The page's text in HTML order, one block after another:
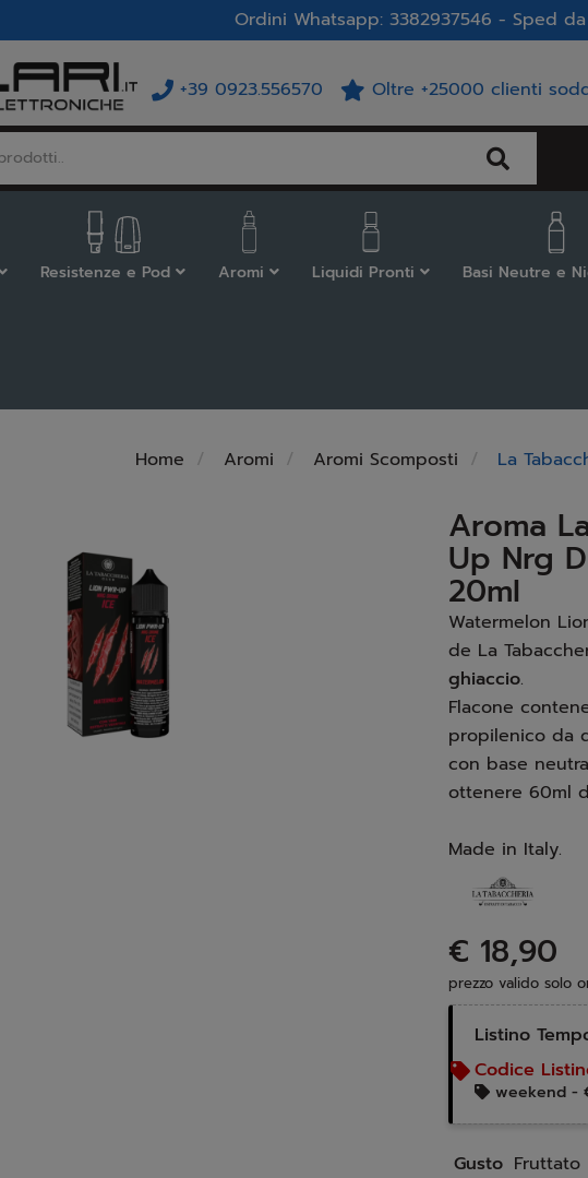
Ordini Whatsapp: 3382937546 - Sped
+39 0923.556570 Oltre +25000 clienti
Resistenze e Pod Aromi Liquidi Pronti Basi Neutre e
Home Aromi Aromi Scomposti La
Aroma
Up Nrg
20ml
Watermelon
de La
ghiaccio.
Flacone
propilenico da
con base
ottenere 60ml
Made in Italy.
€ 18,90
prezzo valido solo
Listino
Codice
weekend -
Gusto Fruttato